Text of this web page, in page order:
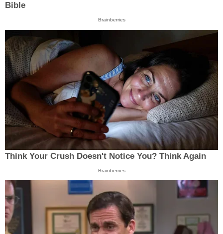
Bible
Brainberries
Think Your Crush Doesn't Notice You? Think Again
Brainberries